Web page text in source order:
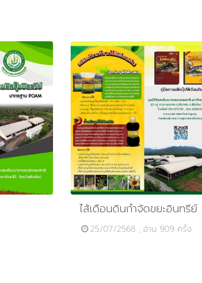
ไส้เดือนดินกำจัดขยะอินทรีย์
25/07/2568 , อ่าน 909 ครั้ง